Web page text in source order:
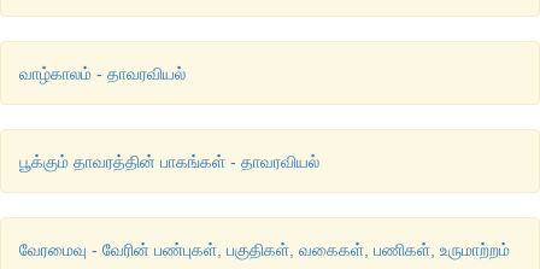
வாழ்காலம் - தாவரவியல்
பூக்கும் தாவரத்தின் பாகங்கள் - தாவரவியல்
வேரமைவு - வேரின் பண்புகள், பகுதிகள், வகைகள், பணிகள், உருமாற்றம்